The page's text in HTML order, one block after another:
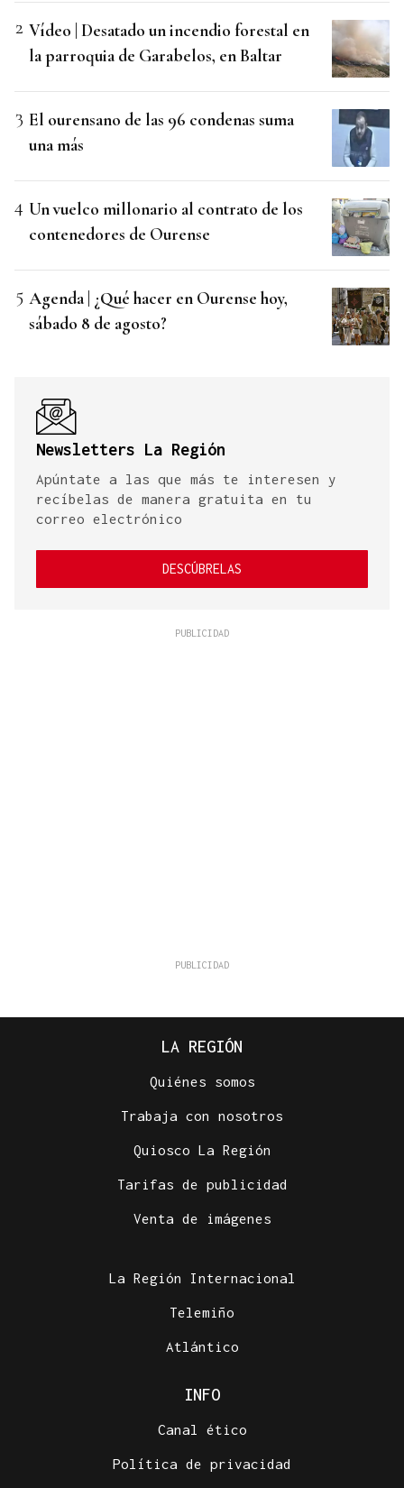
Vídeo | Desatado un incendio forestal en
la parroquia de Garabelos, en Baltar
El ourensano de las 96 condenas suma
una más
Un vuelco millonario al contrato de los
contenedores de Ourense
Agenda | ¿Qué hacer en Ourense hoy,
sábado 8 de agosto?
Newsletters La Región
Apúntate a las que más te interesen y
recíbelas de manera gratuita en tu
correo electrónico
DESCÚBRELAS
LA REGIÓN
Quiénes somos
Trabaja con nosotros
Quiosco La Región
Tarifas de publicidad
Venta de imágenes
La Región Internacional
Telemiño
Atlántico
INFO
Canal ético
Política de privacidad